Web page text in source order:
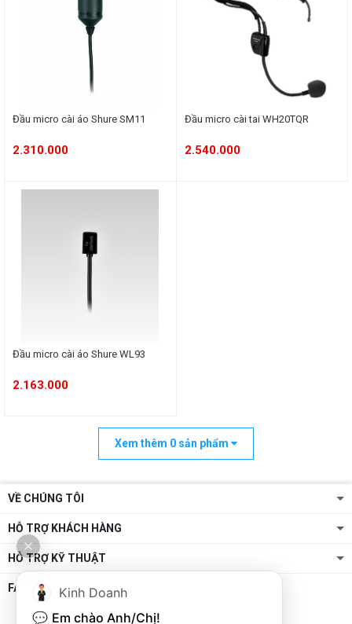
Đầu micro cài áo Shure SM11
2.310.000
Đầu micro cài tai WH20TQR
2.540.000
Đầu micro cài áo Shure WL93
2.163.000
Xem thêm 0 sản phẩm
VỀ CHÚNG TÔI
HỖ TRỢ KHÁCH HÀNG
HỖ TRỢ KỸ THUẬT
FANPAGE
Kinh Doanh
💬 Em chào Anh/Chị!